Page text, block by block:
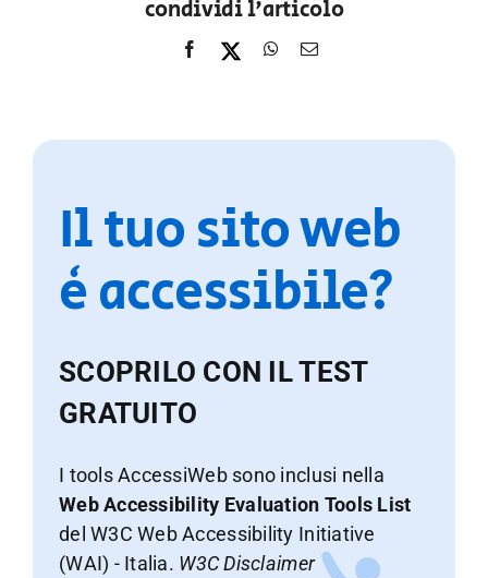
condividi l'articolo
Il tuo sito web
è accessibile?
SCOPRILO CON IL TEST
GRATUITO
I tools AccessiWeb sono inclusi nella
Web Accessibility Evaluation Tools List
del W3C Web Accessibility Initiative
(WAI) - Italia. W3C Disclaimer